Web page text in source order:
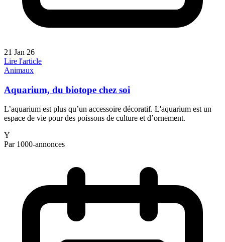
21 Jan 26
Lire l'article
Animaux
Aquarium, du biotope chez soi
L’aquarium est plus qu’un accessoire décoratif. L'aquarium est un
espace de vie pour des poissons de culture et d’ornement.
Y
Par 1000-annonces